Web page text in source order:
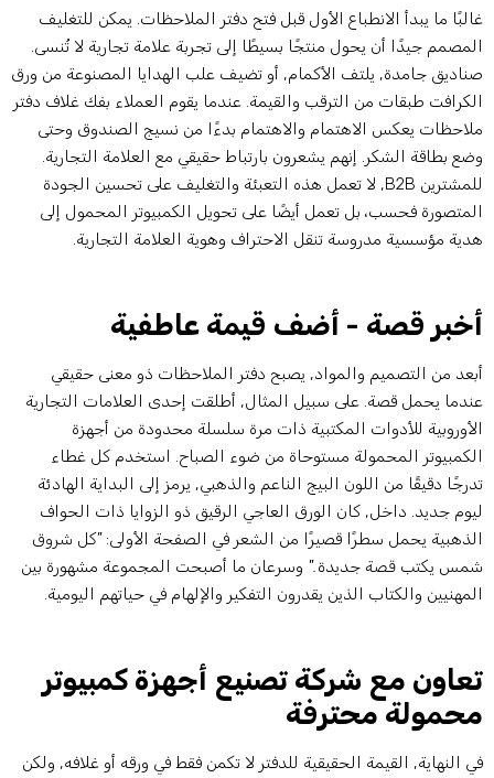
ما يبدأ الانطباع الأول قبل فتح دفتر الملاحظات. يمكن للتغليف
جيدًا أن يحول منتجًا بسيطًا إلى تجربة علامة تجارية لا تُنسى.
جامدة, يلتف الأكمام, أو تضيف علب الهدايا المصنوعة من ورق
طبقات من الترقب والقيمة. عندما يقوم العملاء بفك غلاف دفتر
يعكس الاهتمام والاهتمام بدءًا من نسيج الصندوق وحتى
بطاقة الشكر. إنهم يشعرون بارتباط حقيقي مع العلامة التجارية.
للمشترين B2B, لا تعمل هذه التعبئة والتغليف على تحسين الجودة
فحسب، بل تعمل أيضًا على تحويل الكمبيوتر المحمول إلى
مؤسسية مدروسة تنقل الاحتراف وهوية العلامة التجارية.
قصة - أضف قيمة عاطفية
من التصميم والمواد, يصبح دفتر الملاحظات ذو معنى حقيقي
يحمل قصة. على سبيل المثال, أطلقت إحدى العلامات التجارية
للأدوات المكتبية ذات مرة سلسلة محدودة من أجهزة
المحمولة مستوحاة من ضوء الصباح. استخدم كل غطاء
دقيقًا من اللون البيج الناعم والذهبي, يرمز إلى البداية الهادئة
جديد. داخل, كان الورق العاجي الرقيق ذو الزوايا ذات الحواف
يحمل سطرًا قصيرًا من الشعر في الصفحة الأولى:"كل شروق
يكتب قصة جديدة."وسرعان ما أصبحت المجموعة مشهورة بين
والكتاب الذين يقدرون التفكير والإلهام في حياتهم اليومية.
مع شركة تصنيع أجهزة كمبيوتر
محترفة
النهاية, القيمة الحقيقية للدفتر لا تكمن فقط في ورقه أو غلافه, ولكن